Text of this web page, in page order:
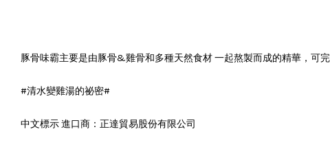
豚骨味霸主要是由豚骨&雞骨和多種天然食材 一起熬製而成的精華，
#清水變雞湯的祕密#
中文標示 進口商：正達貿易股份有限公司